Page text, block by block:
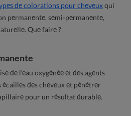
de colorations pour cheveuxqui
permanente, semi-permanente,
Que faire ?
de l’eau oxygénée et des agents
des cheveux et pénétrer
pour un résultat durable.